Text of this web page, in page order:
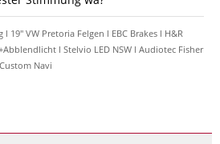
mukke ich auf meinen pc gemacht
TItel alles selbst eingetippt)
wochenende
l 19" VW Pretoria Felgen l EBC Brakes l H&R
l Stelvio LED NSW l Audiotec Fisher
Navi